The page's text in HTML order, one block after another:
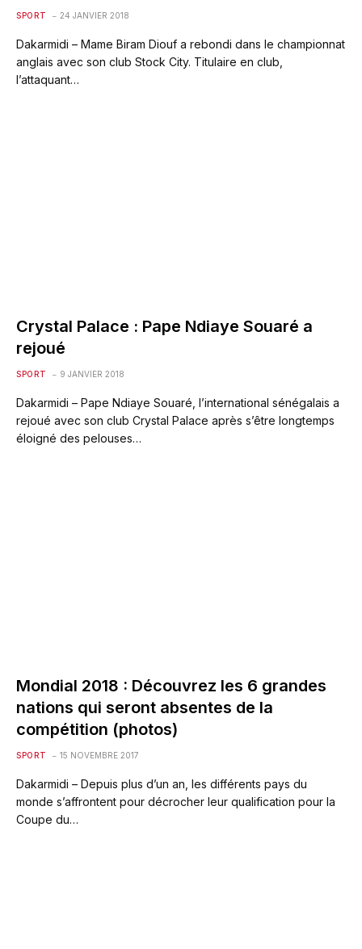
SPORT 24 JANVIER 2018
Dakarmidi – Mame Biram Diouf a rebondi dans le championnat
anglais avec son club Stock City. Titulaire en club,
l’attaquant…
Crystal Palace : Pape Ndiaye Souaré a
rejoué
SPORT 9 JANVIER 2018
Dakarmidi – Pape Ndiaye Souaré, l’international sénégalais a
rejoué avec son club Crystal Palace après s’être longtemps
éloigné des pelouses…
Mondial 2018 : Découvrez les 6 grandes
nations qui seront absentes de la
compétition (photos)
SPORT 15 NOVEMBRE 2017
Dakarmidi – Depuis plus d’un an, les différents pays du
monde s’affrontent pour décrocher leur qualification pour la
Coupe du…